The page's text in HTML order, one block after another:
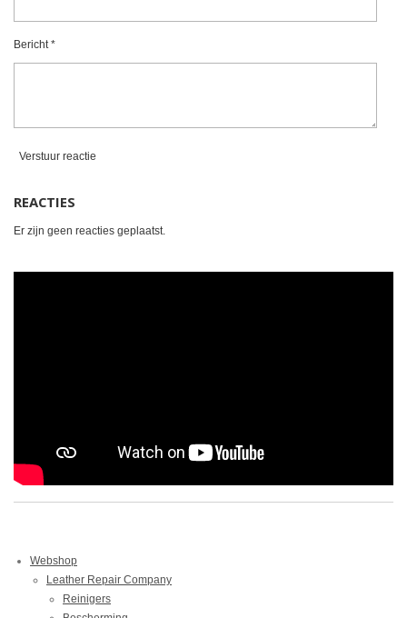
eBericht *
Verstuur reactie
REACTIES
Er zijn geen reacties geplaatst.
Webshop
Leather Repair Company
Reinigers